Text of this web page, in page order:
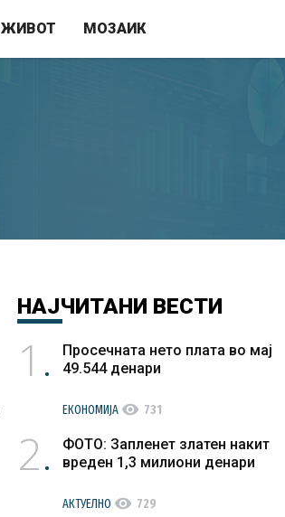
ЖИВОТ МОЗАИК
НАЈЧИТАНИ ВЕСТИ
1
Просечната нето плата во мај
49.544 денари
ЕКОНОМИЈА visibility 731
2
ФОТО: Запленет златен накит
вреден 1,3 милиони денари
АКТУЕЛНО visibility 729